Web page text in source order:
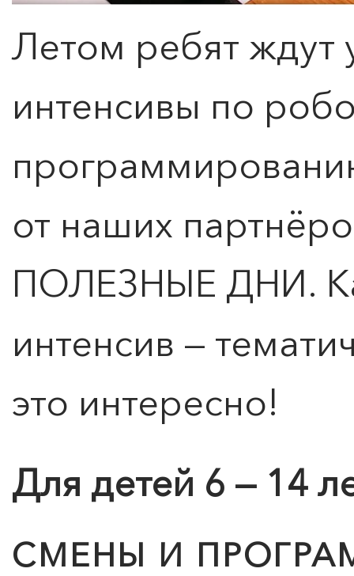
Летом ребят ждут
интенсивы по
от наших
ПОЛЕЗНЫЕ ДНИ.
интенсив —
это интересно!
Для детей 6 — 14
СМЕНЫ И